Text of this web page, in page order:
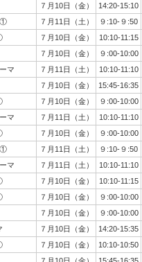
７月10日（金） 14:20-15:10
① ７月11日（土） ９:10-９:50
７月10日（金） 10:10-11:15
７月10日（金） ９:00-10:00
マ ７月11日（土） 10:10-11:10
７月10日（金） 15:45-16:35
７月10日（金） ９:00-10:00
マ ７月11日（土） 10:10-11:10
７月10日（金） ９:00-10:00
① ７月11日（土） ９:10-９:50
マ ７月11日（土） 10:10-11:10
７月10日（金） 10:10-11:15
７月10日（金） ９:00-10:00
７月10日（金） ９:00-10:00
７月10日（金） 14:20-15:35
７月10日（金） 10:10-10:50